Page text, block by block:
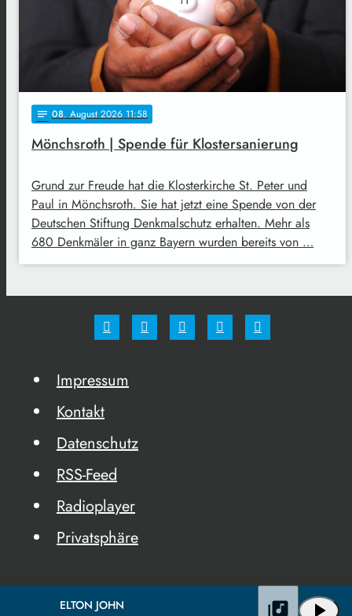
notes 08. August 2026 11:58
Mönchsroth | Spende für Klostersanierung
Grund zur Freude hat die Klosterkirche St. Peter und
Paul in Mönchsroth. Sie hat jetzt eine Spende von der
Deutschen Stiftung Denkmalschutz erhalten. Mehr als
680 Denkmäler in ganz Bayern wurden bereits von …
Impressum
Kontakt
Datenschutz
RSS-Feed
Radioplayer
Privatsphäre
ELTON JOHN play_arrow
library_music